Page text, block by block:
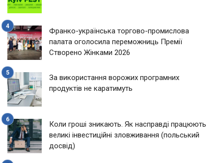
Франко-українська торгово-промислова
палата оголосила переможниць Премії
Створено Жінками 2026
За використання ворожих програмних
продуктів не каратимуть
Коли гроші зникають. Як насправді працюють
великі інвестиційні зловживання (польський
досвід)